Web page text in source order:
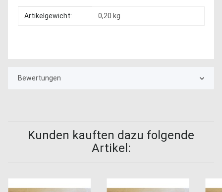
Produkteigenschaft
Wert
Artikelgewicht: 0,20 kg
Bewertungen
Kunden kauften dazu folgende
Artikel: